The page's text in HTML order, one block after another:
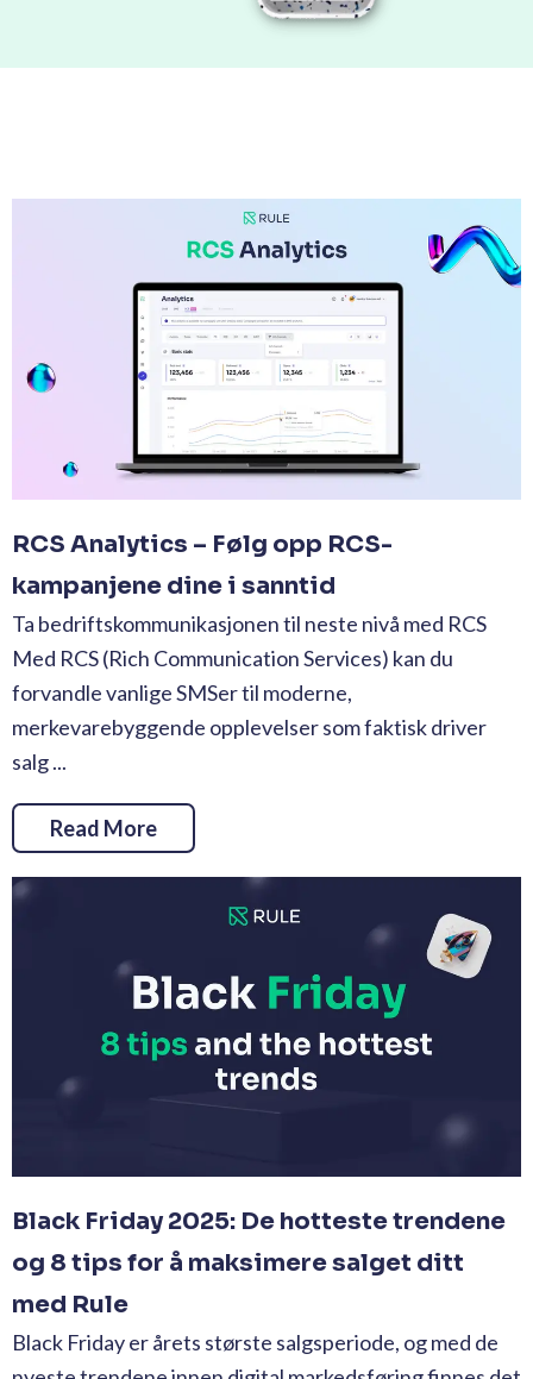
RCS Analytics – Følg opp RCS-
kampanjene dine i sanntid
Ta bedriftskommunikasjonen til neste nivå med RCS
Med RCS (Rich Communication Services) kan du
forvandle vanlige SMSer til moderne,
merkevarebyggende opplevelser som faktisk driver
salg ...
Read More
Black Friday 2025: De hotteste trendene
og 8 tips for å maksimere salget ditt
med Rule
Black Friday er årets største salgsperiode, og med de